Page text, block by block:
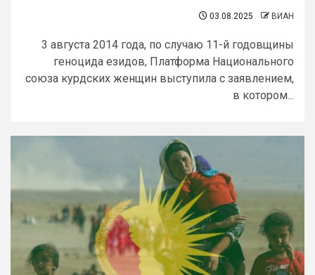
03.08.2025 ВИАН
3 августа 2014 года, по случаю 11-й годовщины
геноцида езидов, Платформа Национального
союза курдских женщин выступила с заявлением,
в котором...